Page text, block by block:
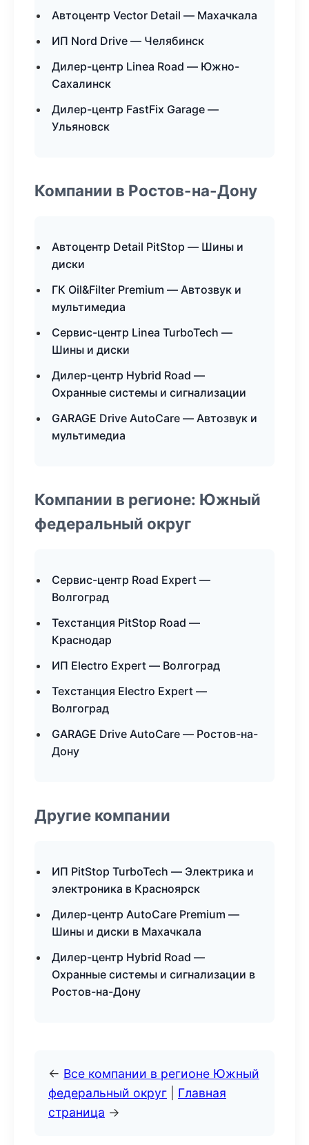
Автоцентр Vector Detail — Махачкала
ИП Nord Drive — Челябинск
Дилер-центр Linea Road — Южно-
Сахалинск
Дилер-центр FastFix Garage —
Ульяновск
Компании в Ростов-на-Дону
Автоцентр Detail PitStop — Шины и
диски
ГК Oil&Filter Premium — Автозвук и
мультимедиа
Сервис-центр Linea TurboTech —
Шины и диски
Дилер-центр Hybrid Road —
Охранные системы и сигнализации
GARAGE Drive AutoCare — Автозвук и
мультимедиа
Компании в регионе: Южный
федеральный округ
Сервис-центр Road Expert —
Волгоград
Техстанция PitStop Road —
Краснодар
ИП Electro Expert — Волгоград
Техстанция Electro Expert —
Волгоград
GARAGE Drive AutoCare — Ростов-на-
Дону
Другие компании
ИП PitStop TurboTech — Электрика и
электроника в Красноярск
Дилер-центр AutoCare Premium —
Шины и диски в Махачкала
Дилер-центр Hybrid Road —
Охранные системы и сигнализации в
Ростов-на-Дону
← Все компании в регионе Южный
федеральный округ
Главная
страница →